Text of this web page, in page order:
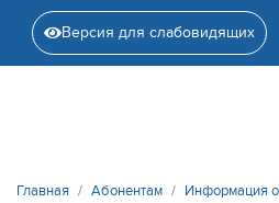
Версия для слабовидящих
Главная Абонентам Информация